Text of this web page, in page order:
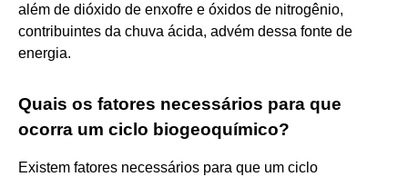
além de dióxido de enxofre e óxidos de nitrogênio,
contribuintes da chuva ácida, advém dessa fonte de
energia.
Quais os fatores necessários para que
ocorra um ciclo biogeoquímico?
Existem fatores necessários para que um ciclo